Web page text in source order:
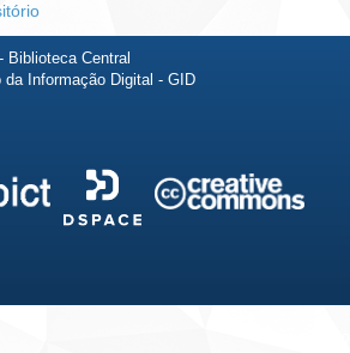
Biblioteca Central
da Informação Digital - GID